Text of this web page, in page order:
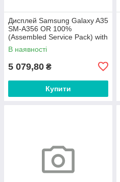
Дисплей Samsung Galaxy A35
SM-A356 OR 100%
(Assembled Service Pack) with
frame Awesome Lilac
В наявності
5 079,80 ₴
Купити